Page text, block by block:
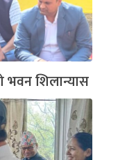
भवन शिलान्यास